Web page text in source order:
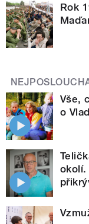
Rok
Vše,
o
okolí.